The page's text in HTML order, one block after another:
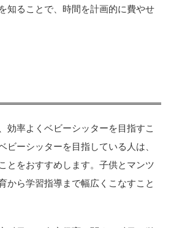
知ることで、時間を計画的に費やせ
効率よくベビーシッターを目指すこ
ビーシッターを目指している人は、
とをおすすめします。子供とマンツ
から学習指導まで幅広くこなすこと